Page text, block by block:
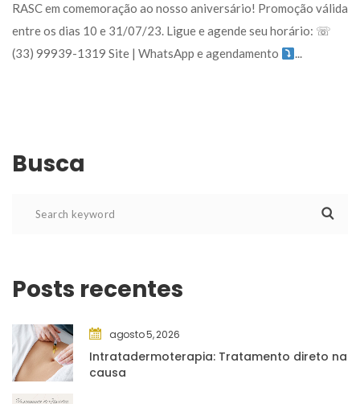
RASC em comemoração ao nosso aniversário! Promoção válida
entre os dias 10 e 31/07/23. Ligue e agende seu horário: ☏
(33) 99939-1319 Site | WhatsApp e agendamento
...
Busca
Posts recente
agosto 5, 2026
Intratadermoterapia: Tratamento direto na
causa